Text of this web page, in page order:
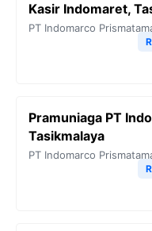
Kasir Indomaret,
PT Indomarco
Pramuniaga PT
Tasikmalaya
PT Indomarco